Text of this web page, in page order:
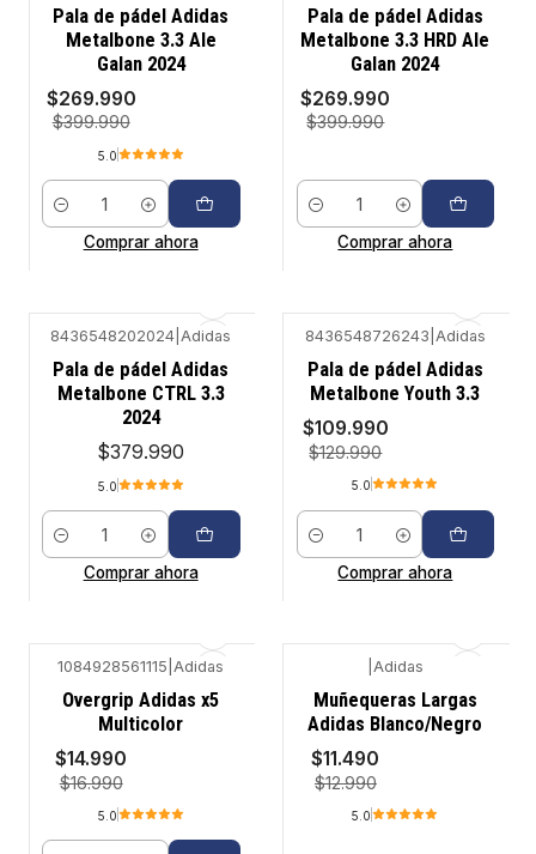
-33%
Pala de pádel Adidas
Metalbone 3.3 Ale
Galan 2024
$269.990
$399.990
5.0
Cantidad
Comprar ahora
-33%
Pala de pádel Adidas
Metalbone 3.3 HRD Ale
Galan 2024
$269.990
$399.990
Cantidad
Comprar ahora
8436548202024 |Adidas
Pala de pádel Adidas
Metalbone CTRL 3.3
2024
$379.990
5.0
Cantidad
Comprar ahora
-15%
8436548726243 Adidas
Pala de pádel Adidas
Metalbone Youth 3.3
$109.990
$129.990
5.0
Cantidad
Comprar ahora
-12%
1084928561115 |Adidas
Overgrip Adidas x5
Multicolor
$14.990
$16.990
5.0
-12%
Adidas
Muñequeras Largas
Adidas Blanco/Negro
$11.490
$12.990
5.0